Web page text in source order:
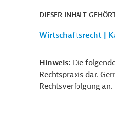
DIESER INHALT
Wirtschaftsrecht |
Hinweis: Die
Rechtspraxis dar.
Rechtsverfolgung an.